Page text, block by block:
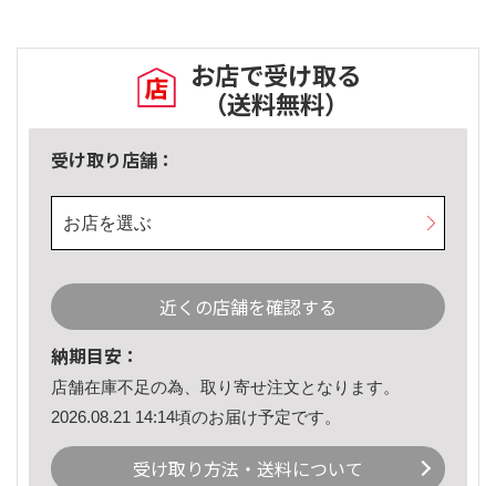
お店で受け取る
（送料無料）
受け取り店舗：
お店を選ぶ
近くの店舗を確認する
納期目安：
店舗在庫不足の為、取り寄せ注文となります。
2026.08.21 14:14頃のお届け予定です。
受け取り方法・送料について